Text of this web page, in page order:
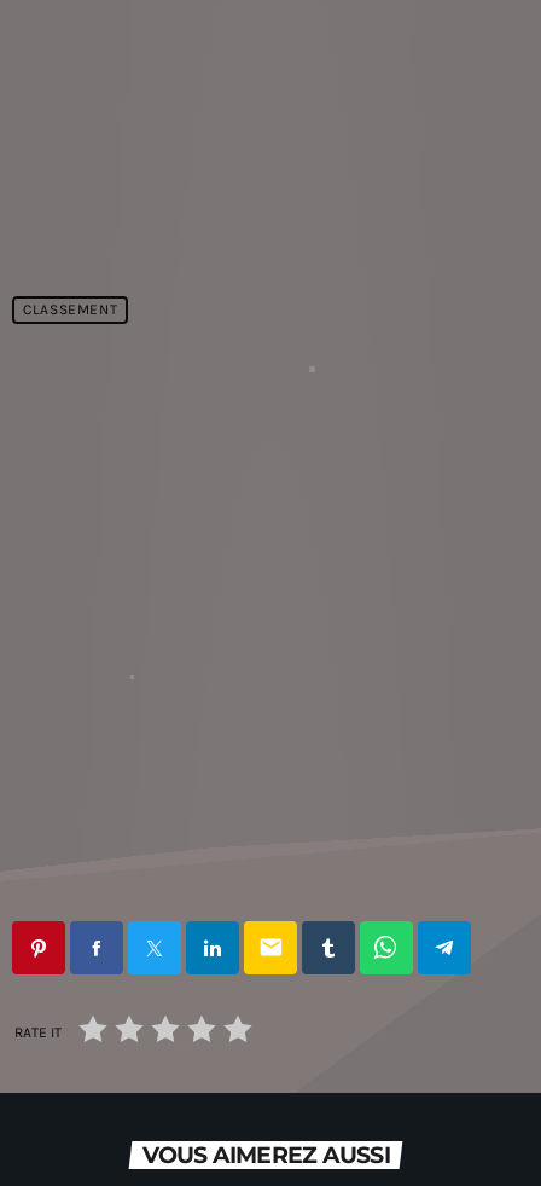
CLASSEMENT
email
RATE IT
VOUS AIMEREZ AUSSI